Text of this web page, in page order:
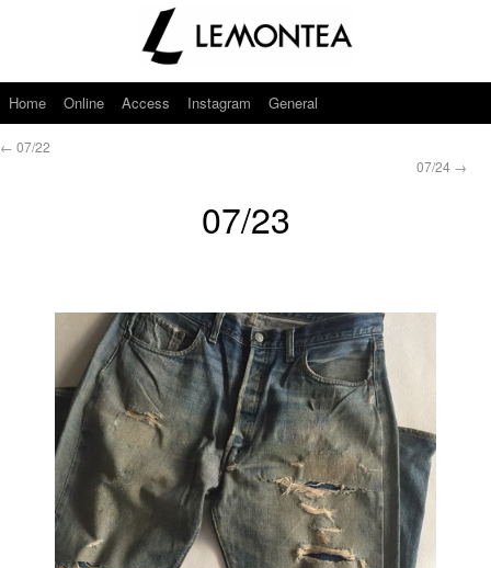
Home Online Access Instagram General
← 07/22
07/24 →
07/23